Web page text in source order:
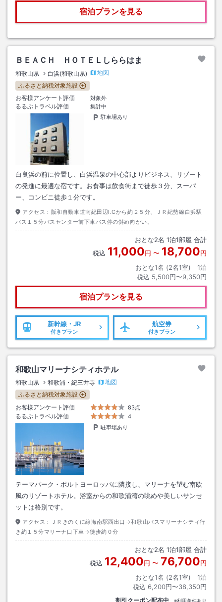
宿泊プランを見る
ＢＥＡＣＨ ＨＯＴＥＬしららはま
和歌山県 白浜(和歌山県)
地図
ふるさと納税対象施設
お客様アンケート評価
対象外
るるぶトラベル評価
集計中
駐車場あり
白良浜の前に位置し、白浜温泉の中心部よりビジネス、リゾート
の発進に最適な宿です。お食事は飲食街まで徒歩３分、スーパ
ー、コンビニ徒歩１分です。
アクセス： 阪和自動車道南紀田辺I.Cから約２５分、ＪＲ紀勢線白浜駅
バス１５分バスセンター前下車バス停の斜め向かい。
おとな2名 1泊1部屋 合計
税込 11,000円 〜 18,700円
おとな1名 (2名1室)｜ 1泊
税込 5,500円〜9,350円
宿泊プランを見る
新幹線・JR
付きプラン
航空券
付きプラン
和歌山マリーナシティホテル
和歌山県 和歌浦・紀三井寺
地図
ふるさと納税対象施設
お客様アンケート評価
83点
るるぶトラベル評価
4
駐車場あり
テーマパーク・ポルトヨーロッパに隣接し、マリーナを望む南欧
風のリゾートホテル。浴室からの和歌浦湾の眺めや美しいサンセ
ットは格別です。
アクセス：
ＪＲきのくに線海南駅西出口→和歌山バスマリーナシティ行
き約１５分マリーナ口下車→徒歩約０分
おとな2名 1泊1部屋 合計
税込 12,400円 〜 76,700円
おとな1名 (2名1室)｜ 1泊
税込 6,200円〜38,350円
割引クーポン配布中 ※利用条件あり